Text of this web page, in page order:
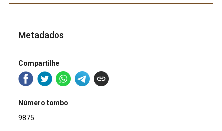
Metadados
Compartilhe
Número tombo
9875